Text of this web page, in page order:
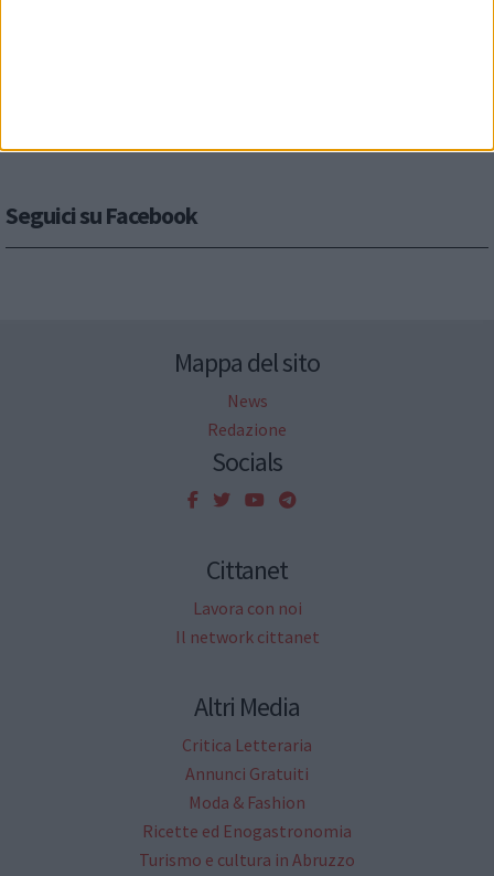
Seguici su Facebook
Mappa del sito
News
Redazione
Socials
Cittanet
Lavora con noi
Il network cittanet
Altri Media
Critica Letteraria
Annunci Gratuiti
Moda & Fashion
Ricette ed Enogastronomia
Turismo e cultura in Abruzzo